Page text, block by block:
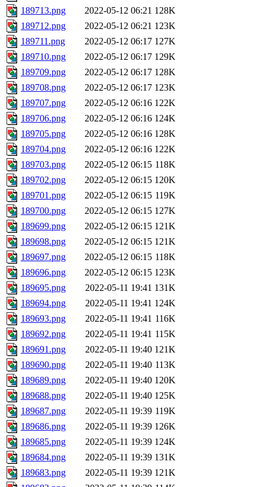
189713.png
2022-05-12 06:21 128K
189712.png
2022-05-12 06:21 123K
189711.png
2022-05-12 06:17 127K
189710.png
2022-05-12 06:17 129K
189709.png
2022-05-12 06:17 128K
189708.png
2022-05-12 06:17 123K
189707.png
2022-05-12 06:16 122K
189706.png
2022-05-12 06:16 124K
189705.png
2022-05-12 06:16 128K
189704.png
2022-05-12 06:16 122K
189703.png
2022-05-12 06:15 118K
189702.png
2022-05-12 06:15 120K
189701.png
2022-05-12 06:15 119K
189700.png
2022-05-12 06:15 127K
189699.png
2022-05-12 06:15 121K
189698.png
2022-05-12 06:15 121K
189697.png
2022-05-12 06:15 118K
189696.png
2022-05-12 06:15 123K
189695.png
2022-05-11 19:41 131K
189694.png
2022-05-11 19:41 124K
189693.png
2022-05-11 19:41 116K
189692.png
2022-05-11 19:41 115K
189691.png
2022-05-11 19:40 121K
189690.png
2022-05-11 19:40 113K
189689.png
2022-05-11 19:40 120K
189688.png
2022-05-11 19:40 125K
189687.png
2022-05-11 19:39 119K
189686.png
2022-05-11 19:39 126K
189685.png
2022-05-11 19:39 124K
189684.png
2022-05-11 19:39 131K
189683.png
2022-05-11 19:39 121K